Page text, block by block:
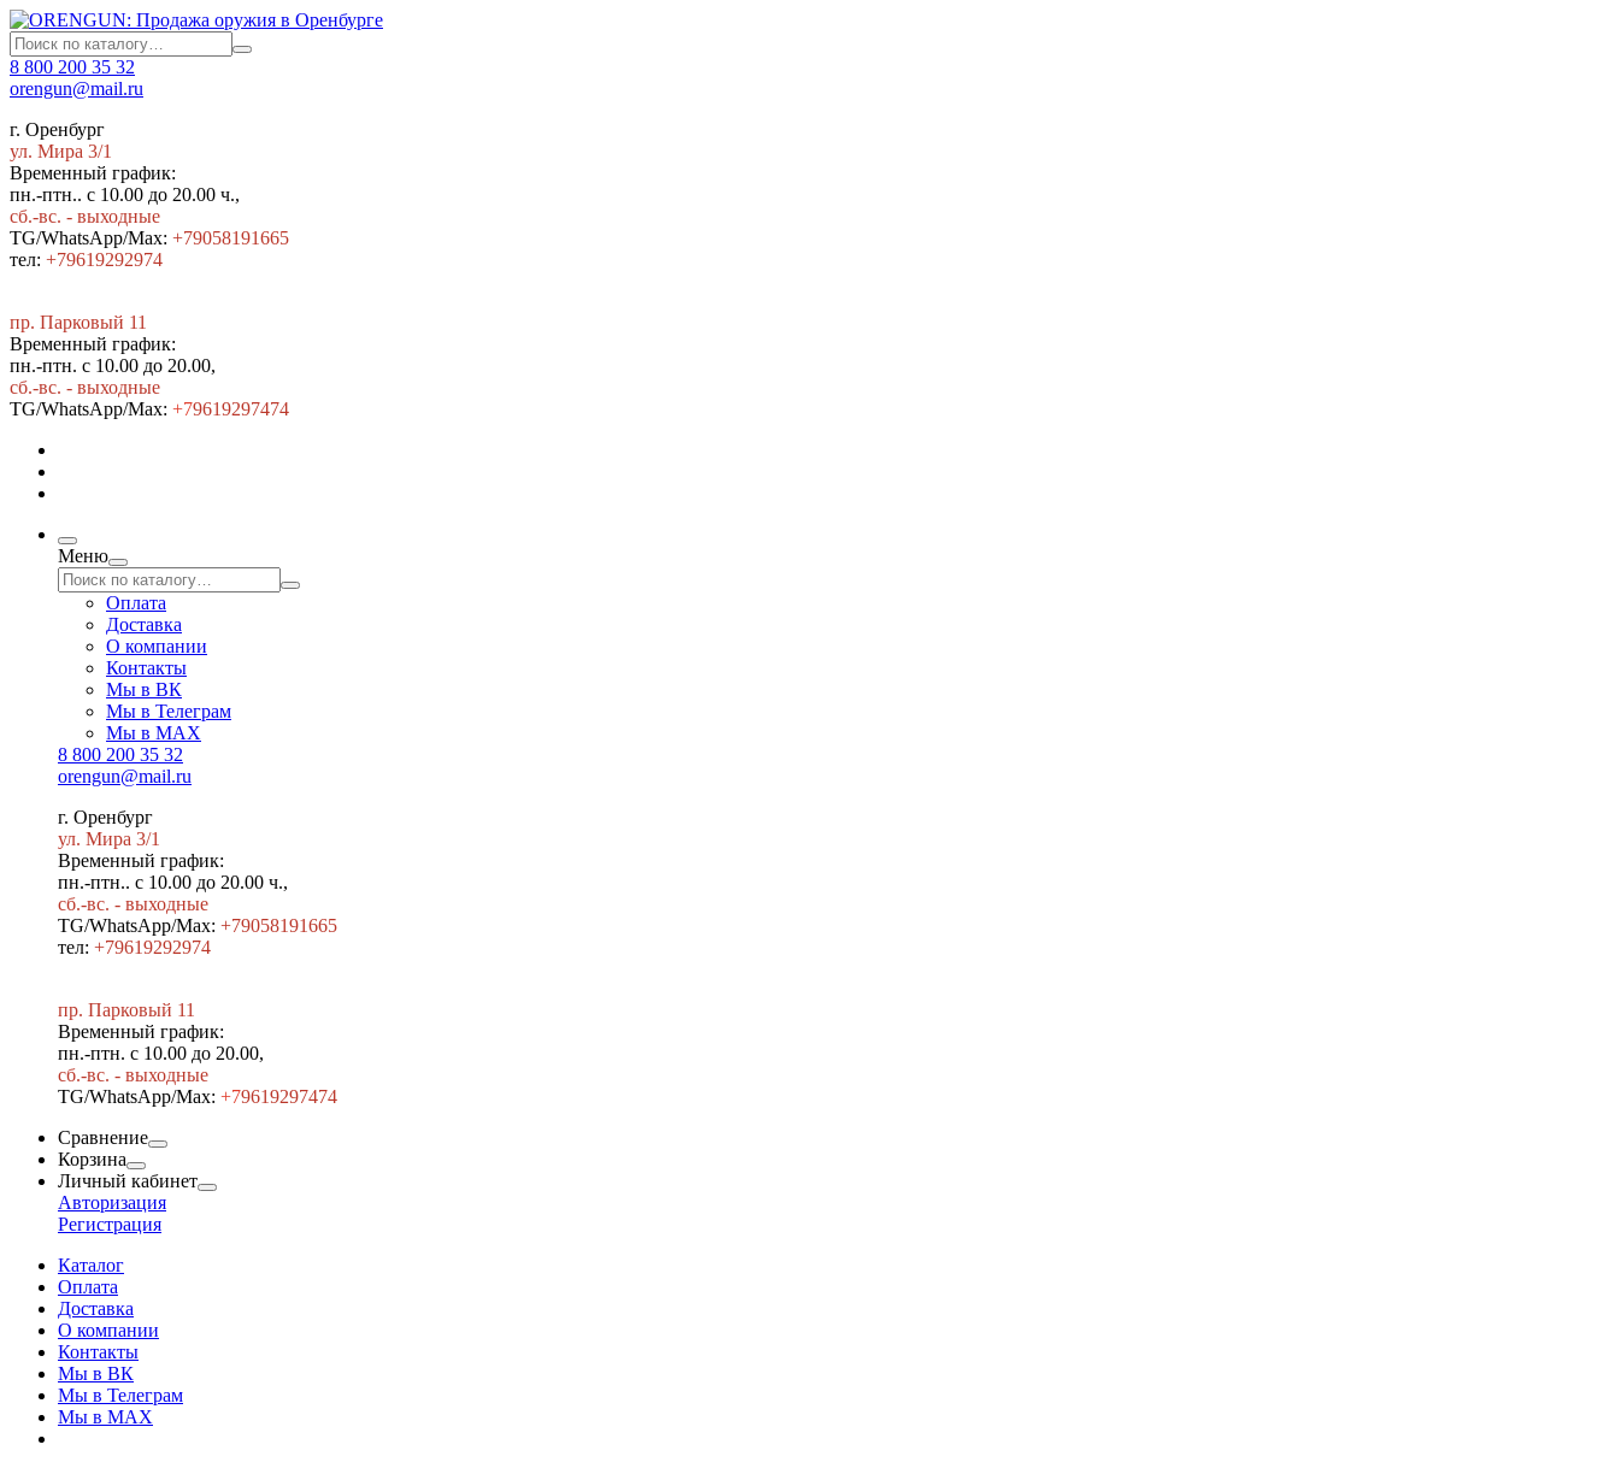
8 800 200 35 32
orengun@mail.ru
г. Оренбург
ул. Мира 3/1
Временный график:
пн.-птн.. с 10.00 до 20.00 ч.,
сб.-вс. - выходные
TG/WhatsApp/Max: +79058191665
тел: +79619292974
пр. Парковый 11
Временный график:
пн.-птн. с 10.00 до 20.00,
сб.-вс. - выходные
TG/WhatsApp/Max: +79619297474
Меню
Оплата
Доставка
О компании
Контакты
Мы в ВК
Мы в Телеграм
Мы в МAX
8 800 200 35 32
orengun@mail.ru
г. Оренбург
ул. Мира 3/1
Временный график:
пн.-птн.. с 10.00 до 20.00 ч.,
сб.-вс. - выходные
TG/WhatsApp/Max: +79058191665
тел: +79619292974
пр. Парковый 11
Временный график:
пн.-птн. с 10.00 до 20.00,
сб.-вс. - выходные
TG/WhatsApp/Max: +79619297474
Сравнение
Корзина
Личный кабинет
Авторизация
Регистрация
Каталог
Оплата
Доставка
О компании
Контакты
Мы в ВК
Мы в Телеграм
Мы в МAX